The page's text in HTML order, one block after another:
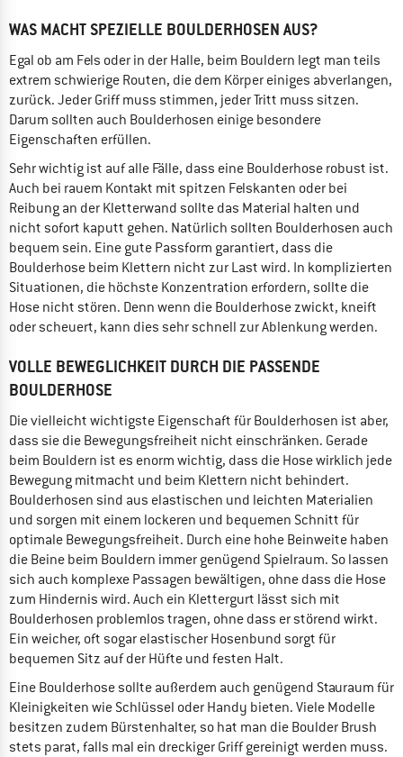
WAS MACHT SPEZIELLE BOULDERHOSEN AUS?
Egal ob am Fels oder in der Halle, beim Bouldern legt man teils
extrem schwierige Routen, die dem Körper einiges abverlangen,
zurück. Jeder Griff muss stimmen, jeder Tritt muss sitzen.
Darum sollten auch Boulderhosen einige besondere
Eigenschaften erfüllen.
Sehr wichtig ist auf alle Fälle, dass eine Boulderhose robust ist.
Auch bei rauem Kontakt mit spitzen Felskanten oder bei
Reibung an der Kletterwand sollte das Material halten und
nicht sofort kaputt gehen. Natürlich sollten Boulderhosen auch
bequem sein. Eine gute Passform garantiert, dass die
Boulderhose beim Klettern nicht zur Last wird. In komplizierten
Situationen, die höchste Konzentration erfordern, sollte die
Hose nicht stören. Denn wenn die Boulderhose zwickt, kneift
oder scheuert, kann dies sehr schnell zur Ablenkung werden.
VOLLE BEWEGLICHKEIT DURCH DIE PASSENDE
BOULDERHOSE
Die vielleicht wichtigste Eigenschaft für Boulderhosen ist aber,
dass sie die Bewegungsfreiheit nicht einschränken. Gerade
beim Bouldern ist es enorm wichtig, dass die Hose wirklich jede
Bewegung mitmacht und beim Klettern nicht behindert.
Boulderhosen sind aus elastischen und leichten Materialien
und sorgen mit einem lockeren und bequemen Schnitt für
optimale Bewegungsfreiheit. Durch eine hohe Beinweite haben
die Beine beim Bouldern immer genügend Spielraum. So lassen
sich auch komplexe Passagen bewältigen, ohne dass die Hose
zum Hindernis wird. Auch ein Klettergurt lässt sich mit
Boulderhosen problemlos tragen, ohne dass er störend wirkt.
Ein weicher, oft sogar elastischer Hosenbund sorgt für
bequemen Sitz auf der Hüfte und festen Halt.
Eine Boulderhose sollte außerdem auch genügend Stauraum für
Kleinigkeiten wie Schlüssel oder Handy bieten. Viele Modelle
besitzen zudem Bürstenhalter, so hat man die Boulder Brush
stets parat, falls mal ein dreckiger Griff gereinigt werden muss.